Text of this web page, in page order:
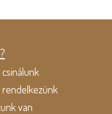
rendelkezünk
van